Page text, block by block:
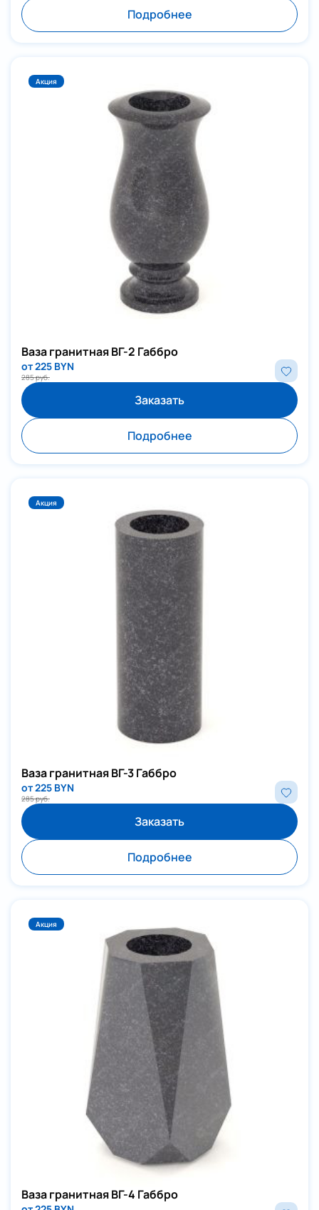
Подробнее
Акция
Ваза гранитная ВГ-2 Габбро
от 225 BYN
285 руб.
Заказать
Подробнее
Акция
Ваза гранитная ВГ-3 Габбро
от 225 BYN
285 руб.
Заказать
Подробнее
Акция
Ваза гранитная ВГ-4 Габбро